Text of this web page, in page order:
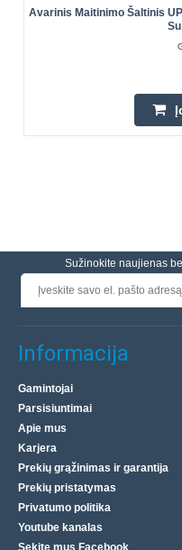
Avarinis Maitinimo Šaltinis
Sužinokite naujienas
Informacija
Gamintojai
Parsisiuntimai
Apie mus
Karjera
Prekių grąžinimas ir garantija
Prekių pristatymas
Privatumo politika
Youtube kanalas
Sekite mus Facebook